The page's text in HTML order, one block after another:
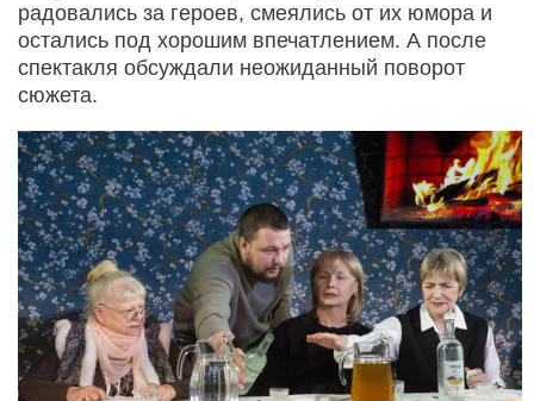
радовались за героев, смеялись от их юмора и
остались под хорошим впечатлением. А после
спектакля обсуждали неожиданный поворот
сюжета.